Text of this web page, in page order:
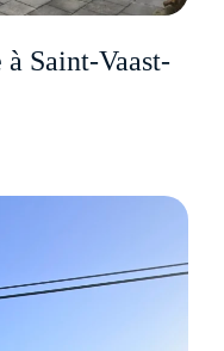
Saint-Vaast-